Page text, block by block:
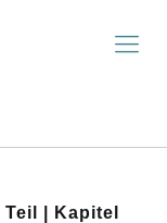
| Kapitel